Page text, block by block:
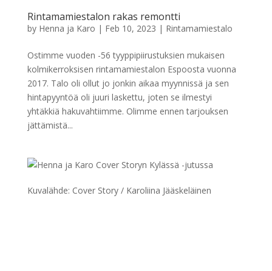
Rintamamiestalon rakas remontti
by Henna ja Karo | Feb 10, 2023 | Rintamamiestalo
Ostimme vuoden -56 tyyppipiirustuksien mukaisen
kolmikerroksisen rintamamiestalon Espoosta vuonna
2017. Talo oli ollut jo jonkin aikaa myynnissä ja sen
hintapyyntöä oli juuri laskettu, joten se ilmestyi
yhtäkkiä hakuvahtiimme. Olimme ennen tarjouksen
jättämistä...
Kuvalähde: Cover Story / Karoliina Jääskeläinen